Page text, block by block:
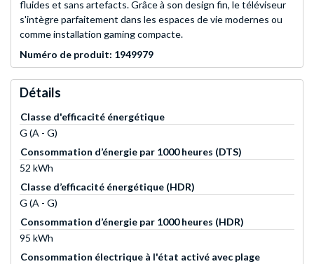
fluides et sans artefacts. Grâce à son design fin, le téléviseur
s'intègre parfaitement dans les espaces de vie modernes ou
comme installation gaming compacte.
Numéro de produit: 1949979
Détails
Classe d'efficacité énergétique
G (A - G)
Consommation d’énergie par 1000 heures (DTS)
52 kWh
Classe d’efficacité énergétique (HDR)
G (A - G)
Consommation d’énergie par 1000 heures (HDR)
95 kWh
Consommation électrique à l'état activé avec plage